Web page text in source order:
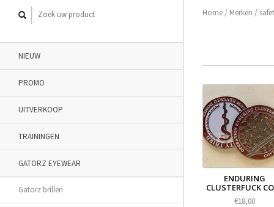
NIEUW
PROMO
UITVERKOOP
TRAININGEN
GATORZ EYEWEAR
Gatorz brillen
Home / Merken /
ENDURING
CLUSTERFUCK
€18,00